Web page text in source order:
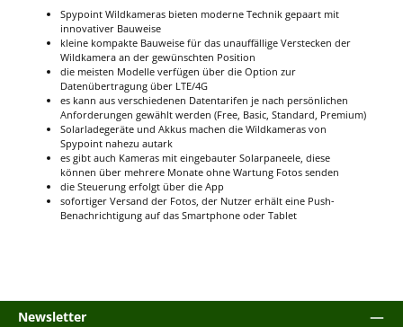
Spypoint Wildkameras bieten moderne Technik gepaart mit
innovativer Bauweise
kleine kompakte Bauweise für das unauffällige Verstecken der
Wildkamera an der gewünschten Position
die meisten Modelle verfügen über die Option zur
Datenübertragung über LTE/4G
es kann aus verschiedenen Datentarifen je nach persönlichen
Anforderungen gewählt werden (Free, Basic, Standard, Premium)
Solarladegeräte und Akkus machen die Wildkameras von
Spypoint nahezu autark
es gibt auch Kameras mit eingebauter Solarpaneele, diese
können über mehrere Monate ohne Wartung Fotos senden
die Steuerung erfolgt über die App
sofortiger Versand der Fotos, der Nutzer erhält eine Push-
Benachrichtigung auf das Smartphone oder Tablet
Newsletter